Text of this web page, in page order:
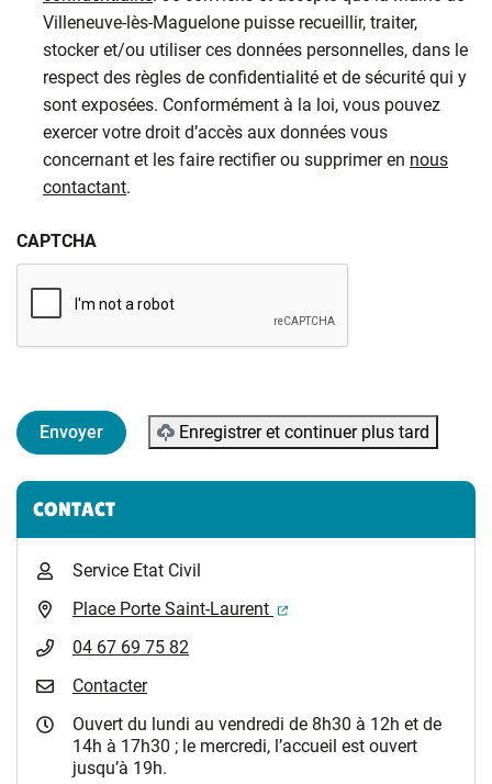
Villeneuve-lès-Maguelone puisse recueillir, traiter,
stocker et/ou utiliser ces données personnelles, dans le
respect des règles de confidentialité et de sécurité qui y
sont exposées. Conformément à la loi, vous pouvez
exercer votre droit d’accès aux données vous
concernant et les faire rectifier ou supprimer en nous
contactant.
CAPTCHA
Enregistrer et continuer plus tard
Informations complémentaires
CONTACT
Service Etat Civil
Place Porte Saint-Laurent
(ouverture dans un
04 67 69 75 82
Contacter
Ouvert du lundi au vendredi de 8h30 à 12h et de
14h à 17h30 ; le mercredi, l’accueil est ouvert
jusqu’à 19h.